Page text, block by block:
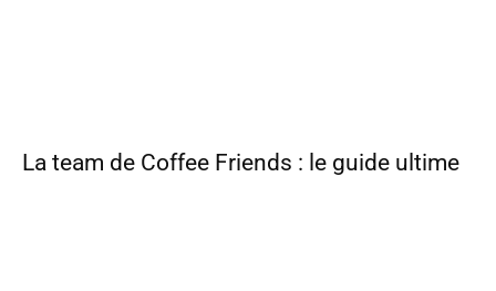
La team de Coffee Friends : le guide ultime